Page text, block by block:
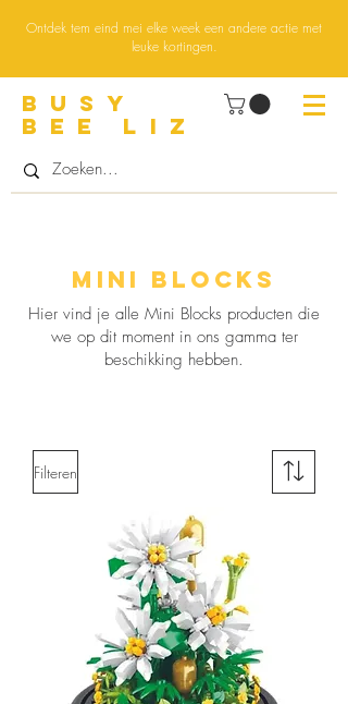
Ontdek tem eind mei elke week een andere actie met
leuke kortingen.
BUsY
BEE LIZ
Mini blocks
Hier vind je alle Mini Blocks producten die
we op dit moment in ons gamma ter
beschikking hebben.
Filteren